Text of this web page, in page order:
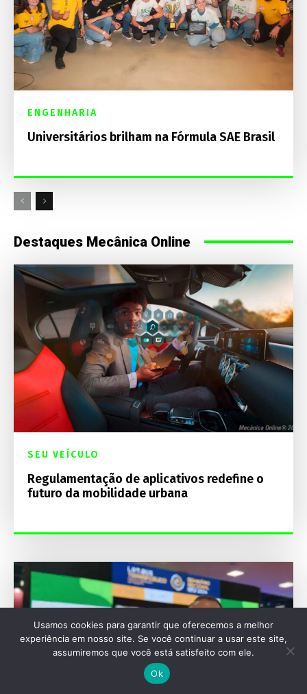
ENGENHARIA
Universitários brilham na Fórmula SAE Brasil
Destaques Mecânica Online
SEU VEÍCULO
Regulamentação de aplicativos redefine o
futuro da mobilidade urbana
Usamos cookies para garantir que oferecemos a melhor
experiência em nosso site. Se você continuar a usar este site,
assumiremos que você está satisfeito com ele.
Ok